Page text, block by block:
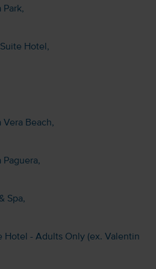
Park,
Hotel,
Vera Beach,
Paguera,
Spa,
Hotel - Adults Only (ex. Valentin